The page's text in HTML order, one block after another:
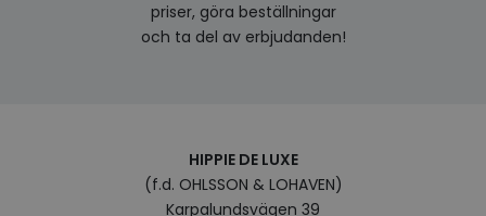
priser, göra beställningar
och ta del av erbjudanden!
HIPPIE DE LUXE
(f.d. OHLSSON & LOHAVEN)
Karpalundsvägen 39